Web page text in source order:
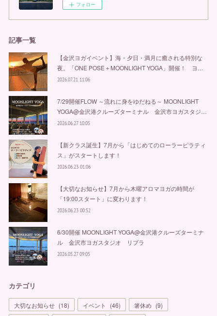
フォロー
記事一覧
【金沢ヨガイベント】海・夕日・満月に癒される特別な
夜。「ONE POSE＋MOONLIGHT YOGA」開催！ ヨ…
2026.07.21 11:06
7/29開催FLOW ～流れに身をゆだねる～ MOONLIGHT
YOGA@金沢港クルーズターミナル 金沢市ヨガスタジ…
2026.06.27 10:05
【新クラス誕生】7月から「はじめてのローラーピラティ
ス」がスタートします！
2026.06.23 01:06
【大切なお知らせ】7月から木曜アロマヨガの時間が
「19:00スタート」に変わります！
2026.06.23 00:52
6/30開催 MOONLIGHT YOGA@金沢港クルーズターミナ
ル 金沢市ヨガスタジオ リブラ
2026.05.27 09:05
カテゴリ
大切なお知らせ (18) イベント (46) 箸休め (9)